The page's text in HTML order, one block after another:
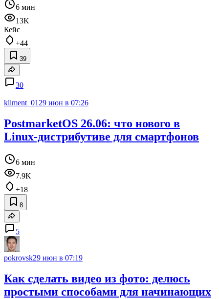
6 мин
13K
Кейс
+44
39
30
kliment_01 29 июн в 07:26
PostmarketOS 26.06: что нового в
Linux-дистрибутиве для смартфонов
6 мин
7.9K
+18
8
5
pokrovsk29 июн в 07:19
Как сделать видео из фото: делюсь
простыми способами для начинающих